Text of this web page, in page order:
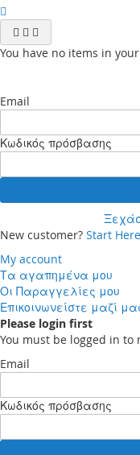
You have no items in
Email
Κωδικός πρόσβασης
New customer? Start
My account
Τα αγαπημένα μου
Οι Παραγγελίες μου
Επικοινωνείστε μαζί
Please login first
You must be logged in to
Email
Κωδικός πρόσβασης